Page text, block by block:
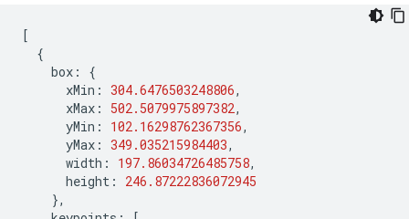
[
{
box :
{
xMin : 304.6476503248806,
xMax : 502.5079975897382,
yMin : 102.16298762367356,
yMax : 349.035215984403,
width : 197.86034726485758,
height :
246.87222836072945
},